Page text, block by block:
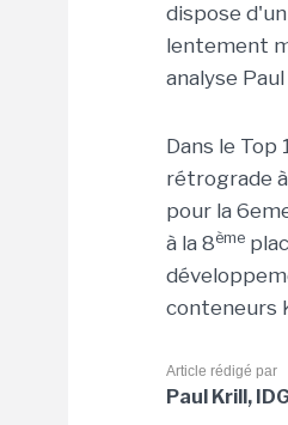
dispose
lentement
analyse Paul
Dans le Top
rétrograde
pour la
à la 8ème
conteneurs
Article rédigé par
Paul Krill,